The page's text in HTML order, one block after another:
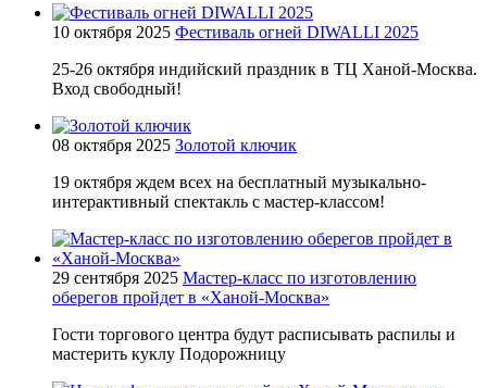
10 октября 2025 Фестиваль огней DIWALLI 2025
25-26 октября индийский праздник в ТЦ Ханой-Москва.
Вход свободный!
08 октября 2025 Золотой ключик
19 октября ждем всех на бесплатный музыкально-
интерактивный спектакль с мастер-классом!
29 сентября 2025 Мастер-класс по изготовлению
оберегов пройдет в «Ханой-Москва»
Гости торгового центра будут расписывать распилы и
мастерить куклу Подорожницу